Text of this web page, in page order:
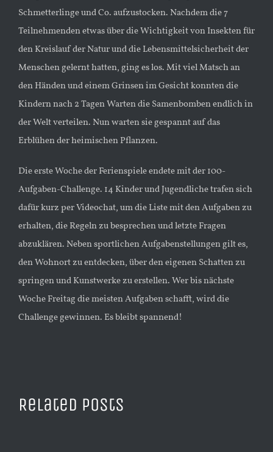
Schmetterlinge und Co. aufzustocken. Nachdem die 7
Teilnehmenden etwas über die Wichtigkeit von Insekten für
den Kreislauf der Natur und die Lebensmittelsicherheit der
Menschen gelernt hatten, ging es los. Mit viel Matsch an
den Händen und einem Grinsen im Gesicht konnten die
Kindern nach 2 Tagen Warten die Samenbomben endlich in
der Welt verteilen. Nun warten sie gespannt auf das
Erblühen der heimischen Pflanzen.
Die erste Woche der Ferienspiele endete mit der 100-
Aufgaben-Challenge. 14 Kinder und Jugendliche trafen sich
dafür kurz per Videochat, um die Liste mit den Aufgaben zu
erhalten, die Regeln zu besprechen und letzte Fragen
abzuklären. Neben sportlichen Aufgabenstellungen gilt es,
den Wohnort zu entdecken, über den eigenen Schatten zu
springen und Kunstwerke zu erstellen. Wer bis nächste
Woche Freitag die meisten Aufgaben schafft, wird die
Challenge gewinnen. Es bleibt spannend!
Related Posts